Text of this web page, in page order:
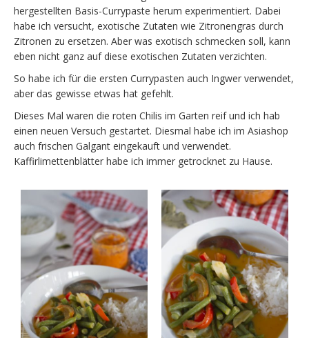
hergestellten Basis-Currypaste herum experimentiert. Dabei
habe ich versucht, exotische Zutaten wie Zitronengras durch
Zitronen zu ersetzen. Aber was exotisch schmecken soll, kann
eben nicht ganz auf diese exotischen Zutaten verzichten.
So habe ich für die ersten Currypasten auch Ingwer verwendet,
aber das gewisse etwas hat gefehlt.
Dieses Mal waren die roten Chilis im Garten reif und ich hab
einen neuen Versuch gestartet. Diesmal habe ich im Asiashop
auch frischen Galgant eingekauft und verwendet.
Kaffirlimettenblätter habe ich immer getrocknet zu Hause.